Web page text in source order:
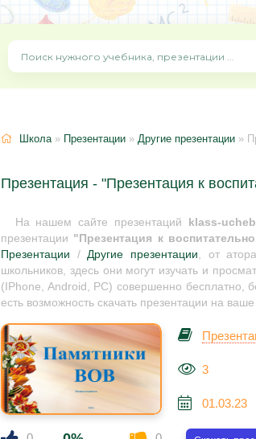
Школа» Презентации » Другие презентации »
Презентация - "Презентация к
На нашем сайте презентаций klass-
презентации "Презентация к
Презентации /Другие презентации, от
школьников, здесь они могут изучать и
(IPhone, Android, PC) совершенно бесплатно,
есть возможность скачать презентации на
3
01.03.23